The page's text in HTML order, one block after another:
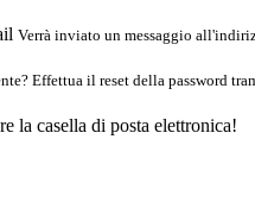
Verrà inviato un messaggio
Effettua il reset della password
la casella di posta elettronica!